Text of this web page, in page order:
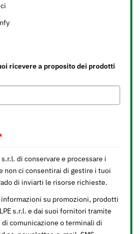
ricevere a proposito dei prodotti
s.r.l. di conservare e processare i
non ci consentirai di gestire i tuoi
di inviarti le risorse richieste.
su promozioni, prodotti
s.r.l. e dai suoi fornitori tramite
comunicazione o terminali di